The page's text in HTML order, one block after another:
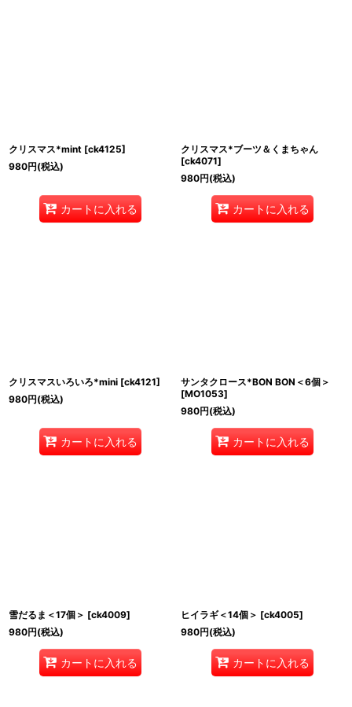
クリスマス*mint [ck4125]
980円(税込)
カートに入れる
クリスマス*ブーツ＆くまちゃん
[ck4071]
980円(税込)
カートに入れる
クリスマスいろいろ*mini [ck4121]
980円(税込)
カートに入れる
サンタクロース*BON BON＜6個＞
[MO1053]
980円(税込)
カートに入れる
雪だるま＜17個＞ [ck4009]
980円(税込)
カートに入れる
ヒイラギ＜14個＞ [ck4005]
980円(税込)
カートに入れる